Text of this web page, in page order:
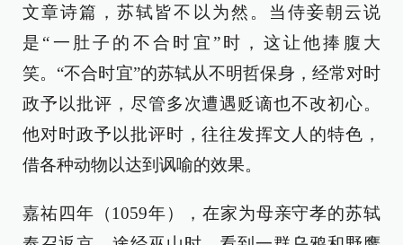
文章诗篇，苏轼皆不以为然。当侍妾朝云说
是“一肚子的不合时宜”时，这让他捧腹大
笑。“不合时宜”的苏轼从不明哲保身，经常对时
政予以批评，尽管多次遭遇贬谪也不改初心。
他对时政予以批评时，往往发挥文人的特色，
借各种动物以达到讽喻的效果。
嘉祐四年（1059年），在家为母亲守孝的苏轼